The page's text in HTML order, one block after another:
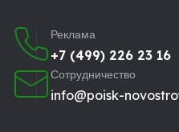
Реклама
+7 (499) 226 23 16
Сотрудничество
info@poisk-